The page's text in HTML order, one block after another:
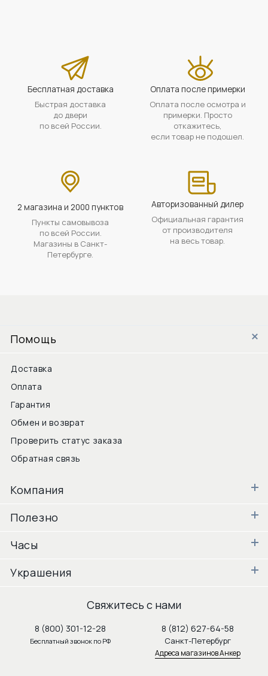
Бесплатная доставка
Быстрая доставка
до двери
по всей России.
Оплата после примерки
Оплата после осмотра и
примерки. Просто
откажитесь,
если товар не подошел.
2 магазина и 2000 пунктов
Пункты самовывоза
по всей России.
Магазины в Санкт-
Петербурге.
Авторизованный дилер
Официальная гарантия
от производителя
на весь товар.
Помощь
Доставка
Оплата
Гарантия
Обмен и возврат
Проверить статус заказа
Обратная связь
Компания
Полезно
Часы
Украшения
Свяжитесь с нами
8 (800) 301-12-28
Бесплатный звонок по РФ
8 (812) 627-64-58
Санкт-Петербург
Адреса магазинов Анкер